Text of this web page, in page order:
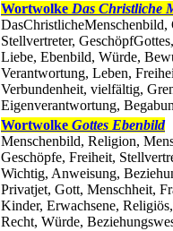
Wortwolke Das Christliche
DasChristlicheMenschenbild,
Stellvertreter,
Liebe, Ebenbild, Würde,
Verantwortung, Leben,
Verbundenheit, vielfältig,
Eigenverantwortung,
Wortwolke Gottes Ebenbild
Menschenbild, Religion,
Geschöpfe, Freiheit,
Wichtig, Anweisung,
Privatjet, Gott, Menschheit,
Kinder, Erwachsene,
Recht, Würde,